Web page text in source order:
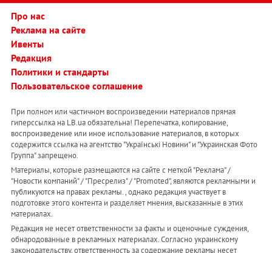
Про нас
Реклама на сайте
Ивенты
Редакция
Политики и стандарты
Пользовательское соглашение
При полном или частичном воспроизведении материалов прямая
гиперссылка на LB.ua обязательна! Перепечатка, копирование,
воспроизведение или иное использование материалов, в которых
содержится ссылка на агентство "Українськi Новини" и "Украинская Фото
Группа" запрещено.
Материалы, которые размещаются на сайте с меткой "Реклама" /
"Новости компаний" / "Пресрелиз" / "Promoted", являются рекламными и
публикуются на правах рекламы. , однако редакция участвует в
подготовке этого контента и разделяет мнения, высказанные в этих
материалах.
Редакция не несет ответственности за факты и оценочные суждения,
обнародованные в рекламных материалах. Согласно украинскому
законодательству, ответственность за содержание рекламы несет